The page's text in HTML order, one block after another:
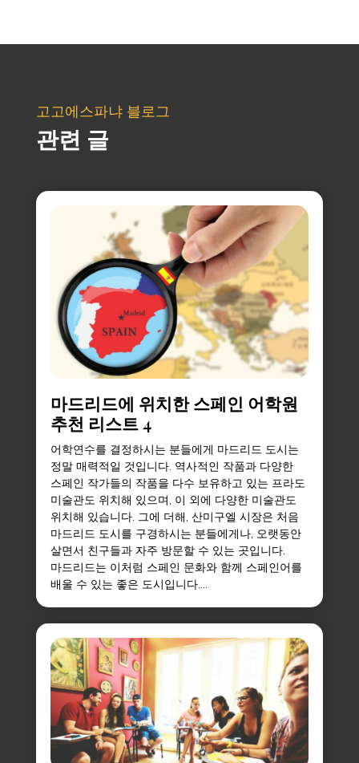
고고에스파냐 블로그
관련 글
마드리드에 위치한 스페인 어학원
추천 리스트 4
어학연수를 결정하시는 분들에게 마드리드 도시는
정말 매력적일 것입니다. 역사적인 작품과 다양한
스페인 작가들의 작품을 다수 보유하고 있는 프라도
미술관도 위치해 있으며, 이 외에 다양한 미술관도
위치해 있습니다. 그에 더해, 산미구엘 시장은 처음
마드리드 도시를 구경하시는 분들에게나, 오랫동안
살면서 친구들과 자주 방문할 수 있는 곳입니다.
마드리드는 이처럼 스페인 문화와 함께 스페인어를
배울 수 있는 좋은 도시입니다....